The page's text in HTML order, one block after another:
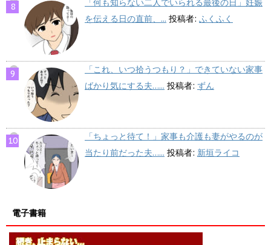
「何も知らない二人でいられる最後の日」妊娠
を伝える日の直前、... 投稿者: ふくふく
「これ、いつ拾うつもり？」できていない家事
ばかり気にする夫…... 投稿者: ずん
「ちょっと待て！」家事も介護も妻がやるのが
当たり前だった夫…... 投稿者: 新垣ライコ
電子書籍